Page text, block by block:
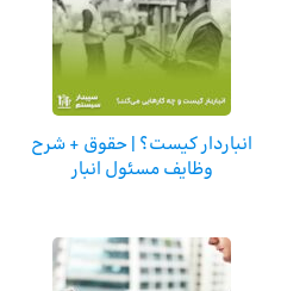
انباردار کیست؟ | حقوق + شرح
وظایف مسئول انبار